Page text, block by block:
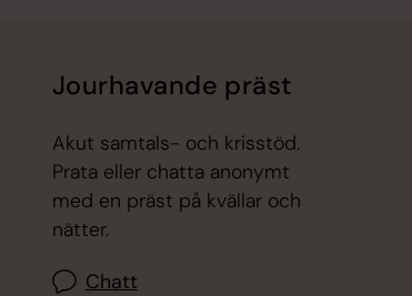
Jourhavande präst
Akut samtals- och krisstöd.
Prata eller chatta anonymt
med en präst på kvällar och
nätter.
Chatt